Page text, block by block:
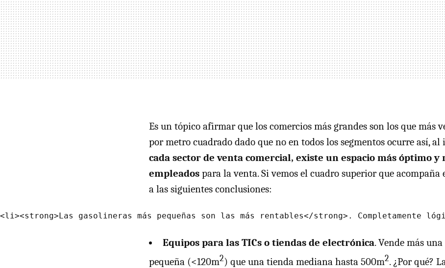
Es un tópico afirmar que los comercios más grandes son los que más
por metro cuadrado dado que no en todos los segmentos ocurre así, al
cada sector de venta comercial, existe un espacio más óptimo y
empleados para la venta. Si vemos el cuadro superior que acompaña
a las siguientes conclusiones:
Equipos para las TICs o tiendas de electrónica. Vende más
pequeña (<120m2) que una tienda mediana hasta 500m2. ¿Por qué?